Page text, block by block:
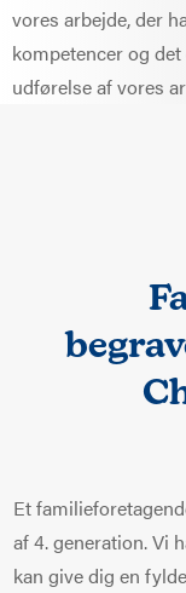
vores arbejde, der
kompetencer og
udførelse af vores
Et
af 4. generation. Vi
kan give dig en